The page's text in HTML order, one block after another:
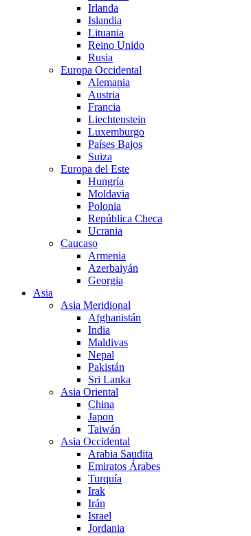
Irlanda
Islandia
Lituania
Reino Unido
Rusia
Europa Occidental
Alemania
Austria
Francia
Liechtenstein
Luxemburgo
Países Bajos
Suiza
Europa del Este
Hungría
Moldavia
Polonia
República Checa
Ucrania
Caucaso
Armenia
Azerbaiyán
Georgia
Asia
Asia Meridional
Afghanistán
India
Maldivas
Nepal
Pakistán
Sri Lanka
Asia Oriental
China
Japon
Taiwán
Asia Occidental
Arabia Saudita
Emiratos Árabes
Turquía
Irak
Irán
Israel
Jordania